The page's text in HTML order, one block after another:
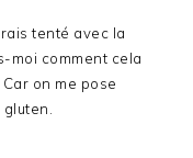
tenté avec la
moi comment cela
on me pose